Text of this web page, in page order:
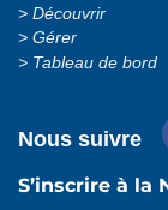
Découvrir
Gérer
Tableau de bord
Nous suivre
S’inscrire à la